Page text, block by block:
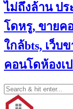
ไม่ถึงล้าน ป
โดหรู, ขายค
ใกล้bts, เว็บ
คอนโดห้องเ